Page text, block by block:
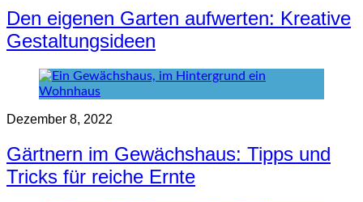
Den eigenen Garten aufwerten: Kreative
Gestaltungsideen
Dezember 8, 2022
Gärtnern im Gewächshaus: Tipps und
Tricks für reiche Ernte